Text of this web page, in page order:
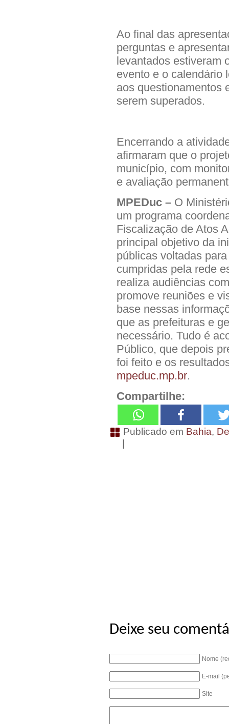
Ao final das
perguntas e
levantados estiveram
evento e o calendário
aos questionamentos
serem superados.
Encerrando a
afirmaram que o
município, com
e avaliação
MPEDuc – O
um programa
Fiscalização de Atos
principal objetivo da
públicas voltadas
cumpridas pela rede
realiza audiências
promove reuniões e
base nessas
que as prefeituras e
necessário. Tudo é
Público, que depois
foi feito e os
mpeduc.mp.br.
Compartilhe:
Publicado em Bahia,
|
Deixe seu
Nome
E-mail
Site